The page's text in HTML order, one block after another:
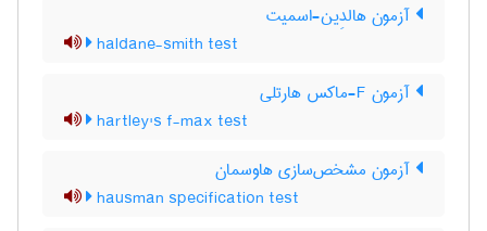
آزمون هالدِین-اسمیت
haldane-smith test
آزمون F-ماکس هارتلی
hartley's f-max test
آزمون مشخص‌سازی هاوسمان
hausman specification test